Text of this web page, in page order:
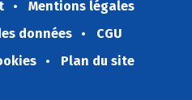
Mentions légales
données
CGU
Plan du site